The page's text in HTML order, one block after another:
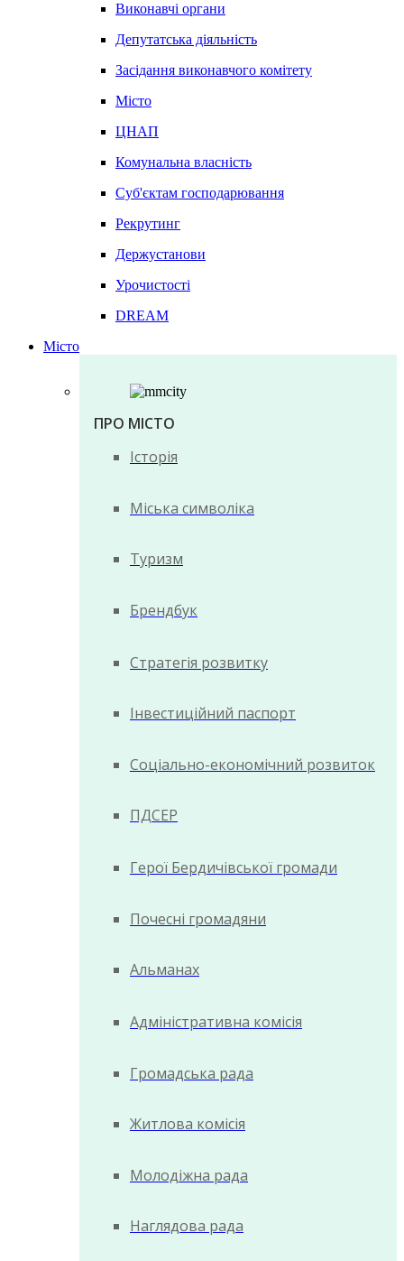
Виконавчі органи
Депутатська діяльність
Засідання виконавчого комітету
Місто
ЦНАП
Комунальна власність
Суб'єктам господарювання
Рекрутинг
Держустанови
Урочистості
DREAM
Місто
ПРО МІСТО
Історія
Міська символіка
Туризм
Брендбук
Стратегія розвитку
Інвестиційний паспорт
Соціально-економічний розвиток
ПДСЕР
Герої Бердичівської громади
Почесні громадяни
Альманах
Адміністративна комісія
Громадська рада
Житлова комісія
Молодіжна рада
Наглядова рада